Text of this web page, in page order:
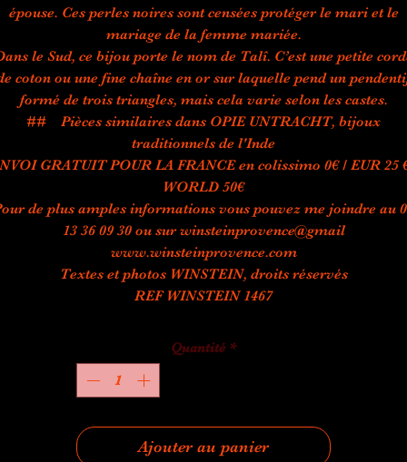
épouse. Ces perles noires sont censées protéger le mari et le
mariage de la femme mariée.
le Sud, ce bijou porte le nom de Talî. C’est une petite
coton ou une fine chaîne en or sur laquelle pend un
formé de trois triangles, mais cela varie selon les castes.
## Pièces similaires dans OPIE UNTRACHT, bijoux
traditionnels de l'Inde
GRATUIT POUR LA FRANCE en colissimo 0€ / EUR 25
WORLD 50€
de plus amples informations vous pouvez me joindre au
13 36 09 30 ou sur winsteinprovence@gmail
www.winsteinprovence.com
Textes et photos WINSTEIN, droits réservés
REF WINSTEIN 1467
Quantité *
Ajouter au panier